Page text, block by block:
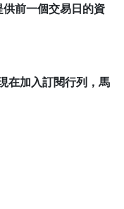
前一個交易日的資
在加入訂閱行列，馬